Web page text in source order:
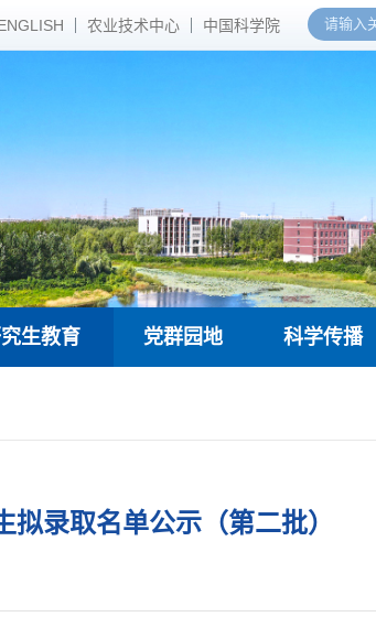
农业技术中心 中国科学院
生教育 党群园地 科学传播
录取名单公示（第二批）